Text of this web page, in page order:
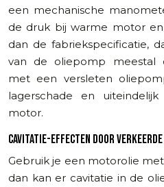
een mechanische
de druk bij warme motor
dan de fabriekspecificatie,
van de oliepomp meestal
met een versleten
lagerschade en
motor.
CAVITATIE-EFFECTEN DOOR
Gebruik je een motorolie
dan kan er cavitatie in de